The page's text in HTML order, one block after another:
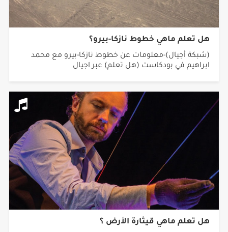
هل تعلم ماهي خطوط نازكا-بيرو؟
(شبكة أجيال)-معلومات عن خطوط نازكا-بيرو مع محمد
ابراهيم في بودكاست (هل تعلم) عبر اجيال
هل تعلم ماهي قيثارة الأرض ؟